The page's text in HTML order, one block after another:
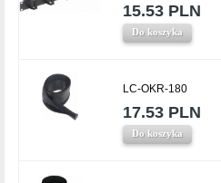
15.53 PLN
Do koszyka
LC-OKR-180
17.53 PLN
Do koszyka